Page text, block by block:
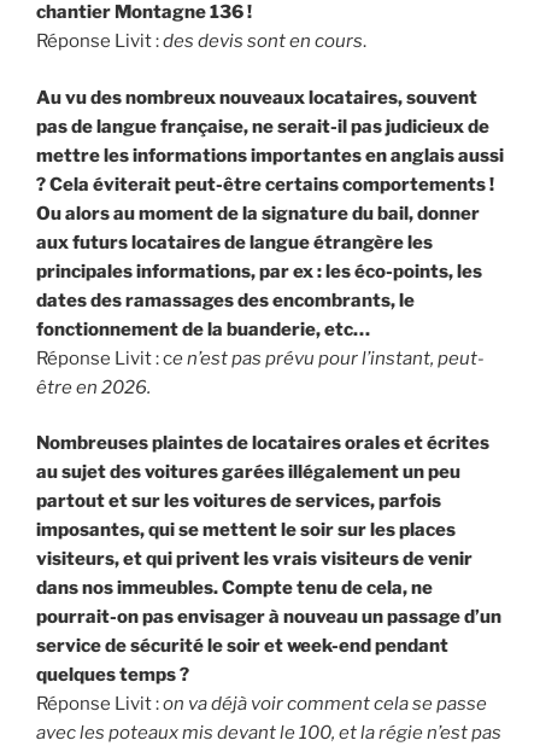
chantier Montagne 136 !
Réponse Livit :des devis sont en cours.
Au vu des nombreux nouveaux locataires, souvent
pas de langue française, ne serait-il pas judicieux de
mettre les informations importantes en anglais aussi
? Cela éviterait peut-être certains comportements !
Ou alors au moment de la signature du bail, donner
aux futurs locataires de langue étrangère les
principales informations, par ex : les éco-points, les
dates des ramassages des encombrants, le
fonctionnement de la buanderie, etc…
Réponse Livit : ce n’est pas prévu pour l’instant, peut-
être en 2026.
Nombreuses plaintes de locataires orales et écrites
au sujet des voitures garées illégalement un peu
partout et sur les voitures de services, parfois
imposantes, qui se mettent le soir sur les places
visiteurs, et qui privent les vrais visiteurs de venir
dans nos immeubles. Compte tenu de cela, ne
pourrait-on pas envisager à nouveau un passage d’un
service de sécurité le soir et week-end pendant
quelques temps ?
Réponse Livit :on va déjà voir comment cela se passe
avec les poteaux mis devant le 100, et la régie n’est pas